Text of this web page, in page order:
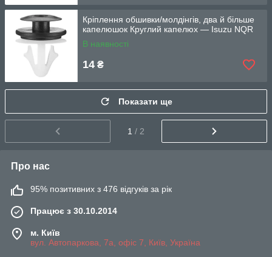
Кріплення обшивки/молдінгів, два й більше
капелюшок Круглий капелюх — Isuzu NQR
В наявності
14 ₴
Показати ще
1 / 2
Про нас
95% позитивних з 476 відгуків за рік
Працює з 30.10.2014
м. Київ
вул. Автопаркова, 7а, офіс 7, Київ, Україна